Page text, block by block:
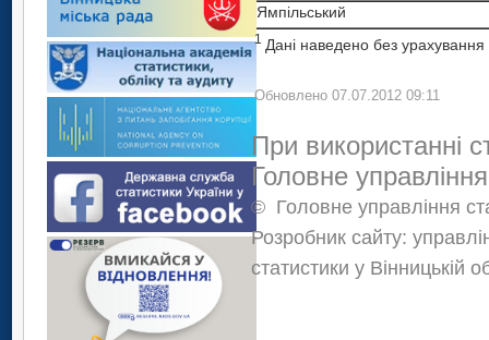
Ямпільський
1 Дані наведено без урахування
Обновлено 07.07.2012 09:11
При використанні
Головне
© Головне управління
Розробник сайту:
статистики у Вінницькій